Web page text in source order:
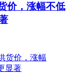
价，涨幅不低